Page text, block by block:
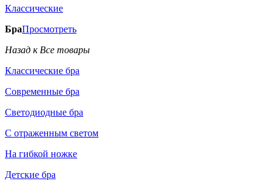
Классические
БраПросмотреть
Назад к Все товары
Классические бра
Современные бра
Светодиодные бра
С отраженным светом
На гибкой ножке
Детские бра